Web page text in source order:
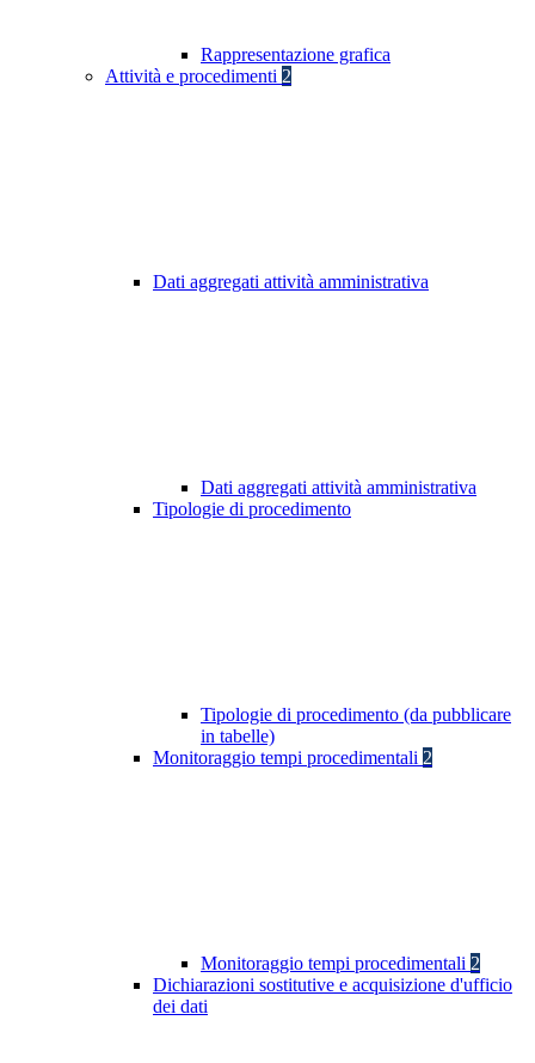
Rappresentazione grafica
Attività e procedimenti 2
Dati aggregati attività amministrativa
Dati aggregati attività amministrativa
Tipologie di procedimento
Tipologie di procedimento (da pubblicare
in tabelle)
Monitoraggio tempi procedimentali 2
Monitoraggio tempi procedimentali 2
Dichiarazioni sostitutive e acquisizione d'ufficio
dei dati